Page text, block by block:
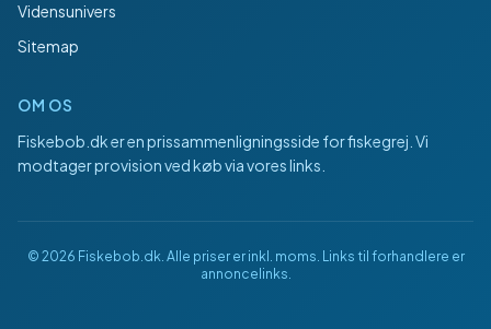
Vidensunivers
Sitemap
OM OS
Fiskebob.dker en prissammenligningsside for fiskegrej. Vi
modtager provision ved køb via vores links.
© 2026 Fiskebob.dk. Alle priser er inkl. moms. Links til forhandlere er
annoncelinks.